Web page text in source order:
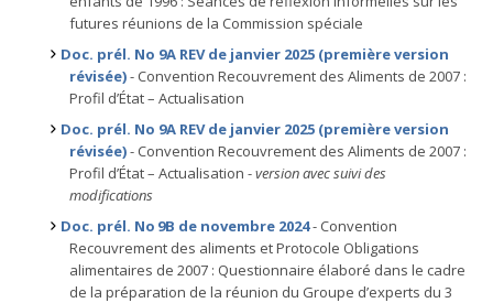
futures réunions de la Commission spéciale
Doc. prél. No 9A REV de janvier 2025 (première version
révisée)- Convention Recouvrement des Aliments de 2007 :
Profil d’État – Actualisation
Doc. prél. No 9A REV de janvier 2025 (première version
révisée)- Convention Recouvrement des Aliments de 2007 :
Profil d’État – Actualisation -version avec suivi des
modifications
Doc. prél. No 9B de novembre 2024- Convention
Recouvrement des aliments et Protocole Obligations
alimentaires de 2007 : Questionnaire élaboré dans le cadre
de la préparation de la réunion du Groupe d’experts du 3